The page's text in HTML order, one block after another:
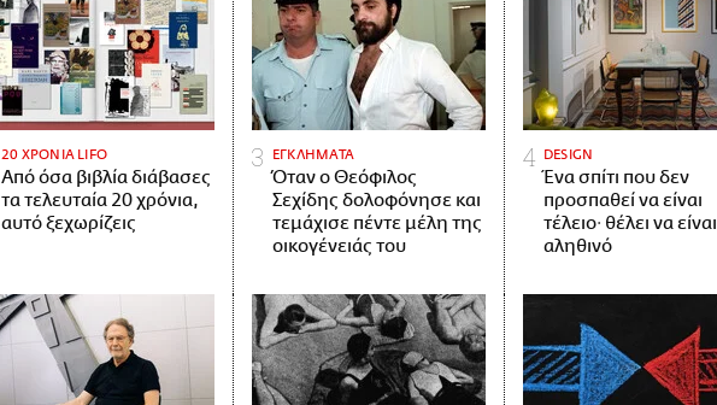
20 ΧΡΟΝΙΑ LIFO
Από όσα βιβλία διάβασες
τα τελευταία 20 χρόνια,
αυτό ξεχωρίζεις
ΕΓΚΛΗΜΑΤΑ
Όταν ο Θεόφιλος
Σεχίδης δολοφόνησε και
τεμάχισε πέντε μέλη της
οικογένειάς του
DESIGN
Ένα σπίτι που δεν
προσπαθεί να είναι
τέλειο· θέλει να είναι
αληθινό